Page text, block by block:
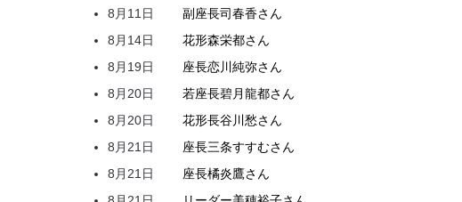
8月11日
副座長司春香さん
8月14日
花形森栄都さん
8月19日
座長恋川 純弥さん
8月20日
若座長碧月龍都さん
8月20日
花形長谷川 愁さん
8月21日
座長三条すすむさん
8月21日
座長橘炎鷹さん